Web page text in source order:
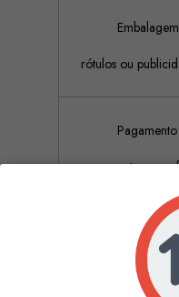
rótulos ou
pagamento por
e cartões de
Descrição